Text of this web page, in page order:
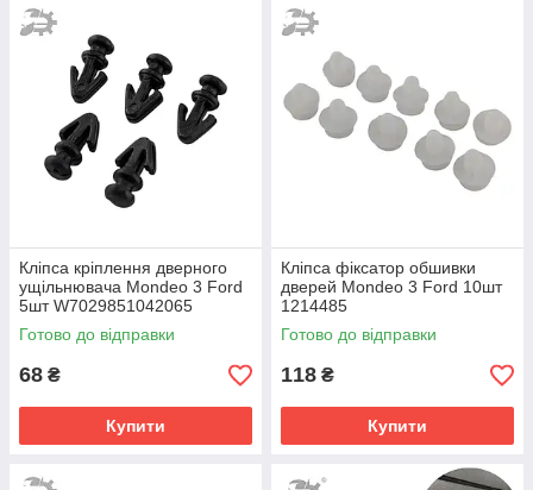
Кліпса кріплення дверного
ущільнювача Mondeo 3 Ford
5шт W7029851042065
1042065
Готово до відправки
68 ₴
Купити
Кліпса фіксатор обшивки
дверей Mondeo 3 Ford 10шт
1214485
Готово до відправки
118 ₴
Купити